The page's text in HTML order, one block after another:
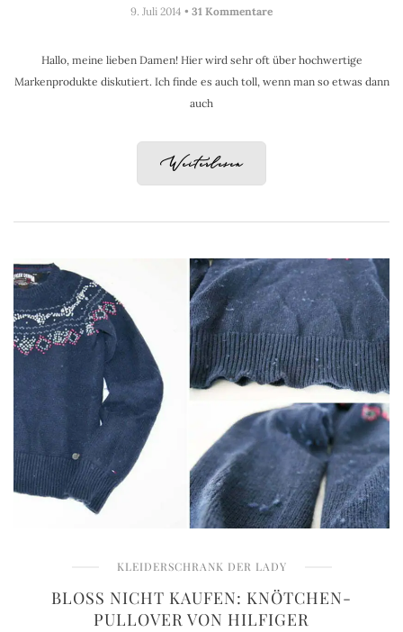
9. Juli 2014 • 31 Kommentare
Hallo, meine lieben Damen! Hier wird sehr oft über hochwertige
Markenprodukte diskutiert. Ich finde es auch toll, wenn man so etwas dann
auch
Weiterlesen
KLEIDERSCHRANK DER LADY
BLOSS NICHT KAUFEN: KNÖTCHEN-P
ULLOVER VON HILFIGER